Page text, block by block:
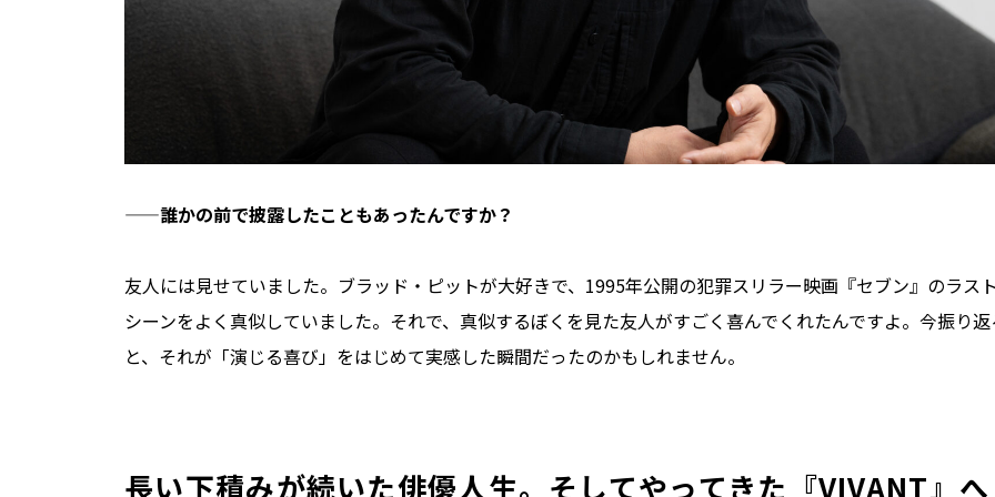
——誰かの前で披露したこともあったんですか？
友人には見せていました。ブラッド・ピットが大好きで、1995年公開の犯罪スリラー映画『セブン』のラス
シーンをよく真似していました。それで、真似するぼくを見た友人がすごく喜んでくれたんですよ。今振り
と、それが「演じる喜び」をはじめて実感した瞬間だったのかもしれません。
長い下積みが続いた俳優人生。そしてやってきた『VIVANT』へ